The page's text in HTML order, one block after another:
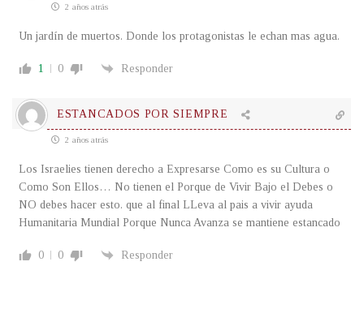
2 años atrás
Un jardín de muertos. Donde los protagonistas le echan mas agua.
1 0 Responder
ESTANCADOS POR SIEMPRE
2 años atrás
Los Israelies tienen derecho a Expresarse Como es su Cultura o
Como Son Ellos… No tienen el Porque de Vivir Bajo el Debes o
NO debes hacer esto. que al final LLeva al pais a vivir ayuda
Humanitaria Mundial Porque Nunca Avanza se mantiene estancado
0 0 Responder